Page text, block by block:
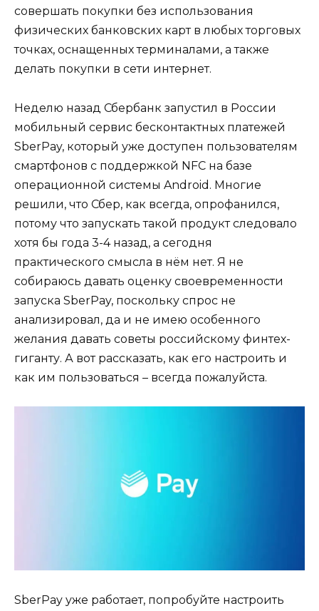
совершать покупки без использования
физических банковских карт в любых торговых
точках, оснащенных терминалами, а также
делать покупки в сети интернет.
Неделю назад Сбербанк запустил в России
мобильный сервис бесконтактных платежей
SberPay, который уже доступен пользователям
смартфонов с поддержкой NFC на базе
операционной системы Android. Многие
решили, что Сбер, как всегда, опрофанился,
потому что запускать такой продукт следовало
хотя бы года 3-4 назад, а сегодня
практического смысла в нём нет. Я не
собираюсь давать оценку своевременности
запуска SberPay, поскольку спрос не
анализировал, да и не имею особенного
желания давать советы российскому финтех-
гиганту. А вот рассказать, как его настроить и
как им пользоваться – всегда пожалуйста.
SberPay уже работает, попробуйте настроить